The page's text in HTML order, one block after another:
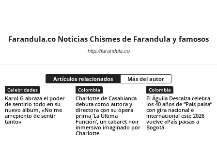
Farandula.co Noticias Chismes de Farandula y famosos
http://farandula.co
Artículos relacionados Más del autor
Celebridades
Karol G abraza el poder
de sentirlo todo en su
nuevo álbum, «No me
arrepiento de sentir
tanto»
Colombia
Charlotte de Casabianca
debuta como autora y
directora con su ópera
prima ‘La Última
Función’, un cabaret noir
inmersivo imaginado por
Charlotte
Colombia
El Águila Descalza celebra
los 40 años de “País paisa”
con gira nacional e
internacional este 2026
vuelve «País paisa» a
Bogotá